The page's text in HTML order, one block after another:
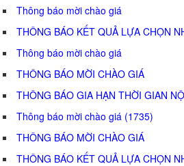
Thông báo mời chào giá
THÔNG BÁO KẾT QUẢ LỰA CHỌN
Thông báo mời chào giá
THÔNG BÁO MỜI CHÀO GIÁ
THÔNG BÁO GIA HẠN THỜI GIAN
Thông báo mời chào giá (1735)
THÔNG BÁO MỜI CHÀO GIÁ
THÔNG BÁO KẾT QUẢ LỰA CHỌN